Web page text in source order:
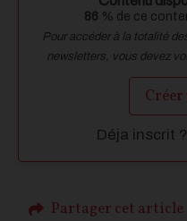
86 % de ce
Pour accéder à la totalité
newsletters, vous devez
Créer
Déja inscrit ?
Partager cet article